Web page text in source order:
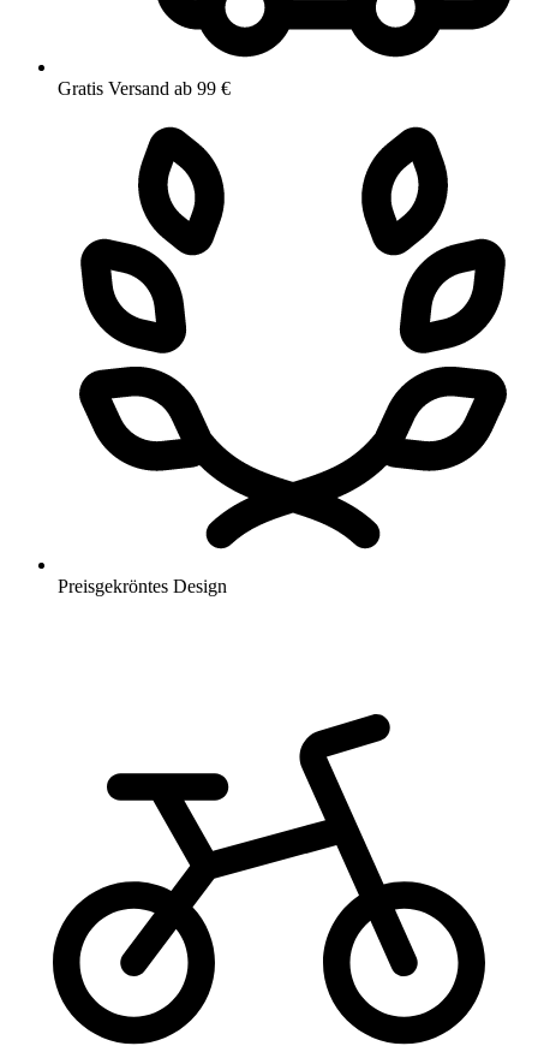
Gratis Versand ab 99 €
Preisgekröntes Design